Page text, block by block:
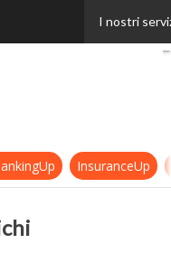
I nostri
InsuranceUp